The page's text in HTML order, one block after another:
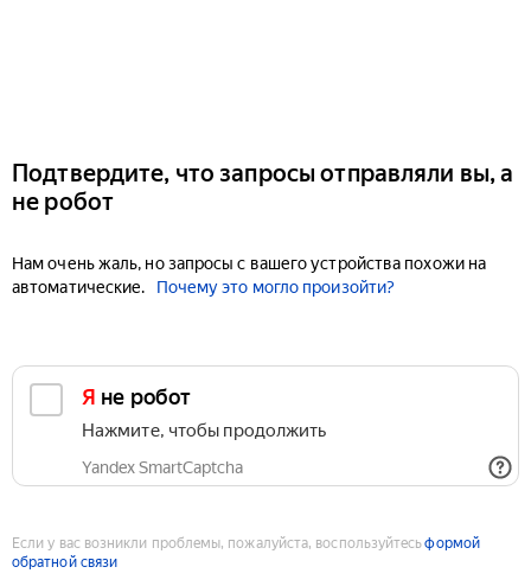
Подтвердите, что запросы отправляли вы, а
не робот
Нам очень жаль, но запросы с вашего устройства похожи на
автоматические.
Почему это могло произойти?
Я не робот
Нажмите, чтобы продолжить
Yandex SmartCaptcha
Если у вас возникли проблемы, пожалуйста, воспользуйтесьформой
обратной связи